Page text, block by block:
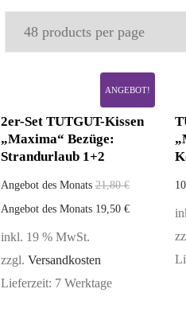
ANGEBOT!
2er-Set TUTGUT-Kissen
„Maxima“ Bezüge:
Strandurlaub 1+2
Angebot des Monats 21,80€
Angebot des Monats 19,50 €
inkl. 19 % MwSt.
zzgl. Versandkosten
Lieferzeit: 7 Werktage